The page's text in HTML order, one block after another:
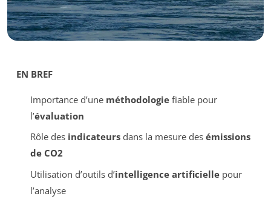
EN BREF
Importance d’une méthodologiefiable pour
l’évaluation
Rôle des indicateursdans la mesure des émissions
de CO2
Utilisation d’outils d’intelligence artificiellepour
l’analyse